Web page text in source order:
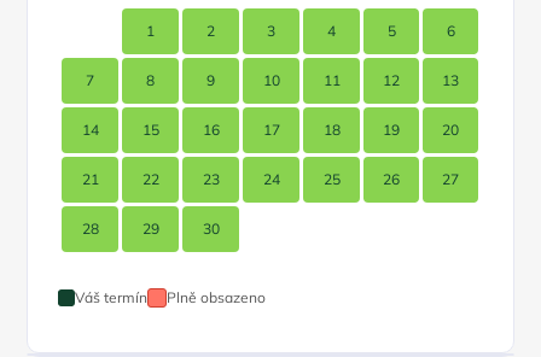
1 2 3 4 5 6
7 8 9 10 11 12 13
14 15 16 17 18 19 20
21 22 23 24 25 26 27
28 29 30
Váš termín Plně obsazeno